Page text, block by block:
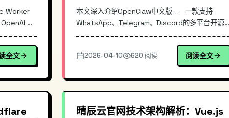
Worker
兼
快速集成
，配置
直接调
全文
本文深入介绍OpenClaw中文版——一款支持
WhatsApp、Telegram、Discord的多平台开源AI
模式管理、与同类工具的核心差异，并提供
Docker一键部署与基础配置指南。对于需要在多
个社交平台快速部署AI助手、追求统一管理体验的
开发者极具参考价值。
2026-04-10 620 阅读 阅读全文
晴辰云官网技术架构解析：Vue.js